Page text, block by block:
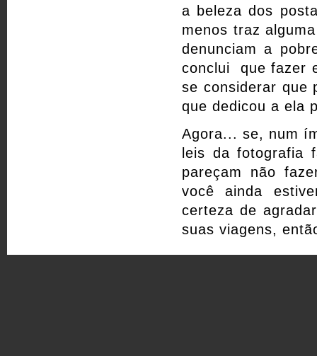
a beleza dos
menos traz
denunciam a
conclui que fazer
se considerar que
que dedicou a ela
Agora... se, num
leis da fotografia
pareçam não
você ainda
certeza de
suas viagens,